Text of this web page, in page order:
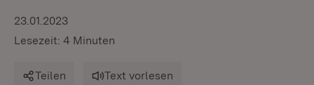
23.01.2023
Lesezeit: 4 Minuten
Teilen Text vorlesen